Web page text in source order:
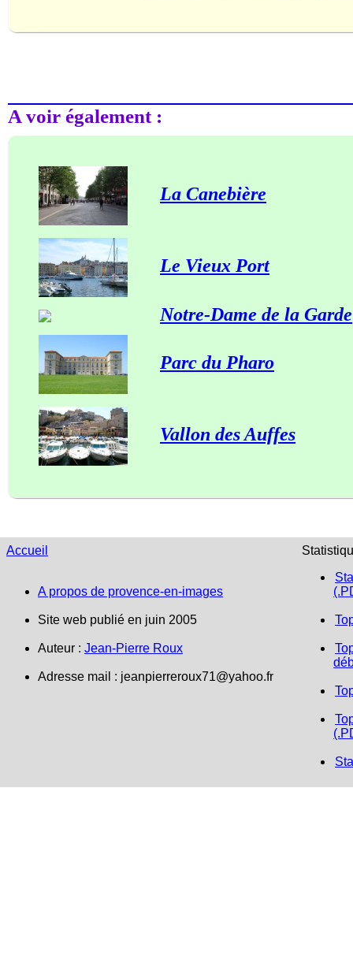
A voir également :
La Canebière
Le Vieux Port
Notre-Dame de la Garde
Parc du Pharo
Vallon des Auffes
Accueil
A propos de provence-en-images
Site web publié en juin 2005
Auteur : Jean-Pierre Roux
Adresse mail : jeanpierreroux71@yahoo.fr